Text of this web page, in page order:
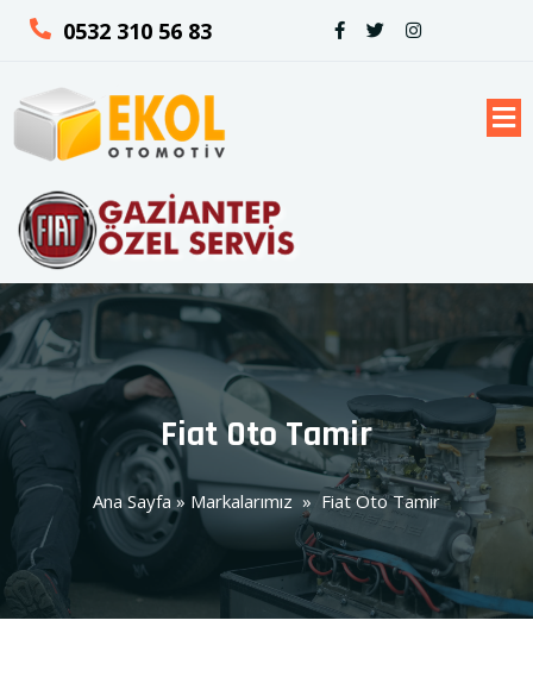
0532 310 56 83
Fiat Oto Tamir
Ana Sayfa» Markalarımız » Fiat Oto Tamir